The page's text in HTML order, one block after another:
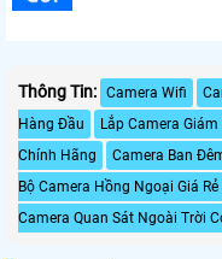
Thông Tin: Camera Wifi
Hàng Đầu
Lắp Camera
Chính Hãng
Camera Ban
Bộ Camera Hồng Ngoại Giá Rẻ
Camera Quan Sát Ngoài Trời